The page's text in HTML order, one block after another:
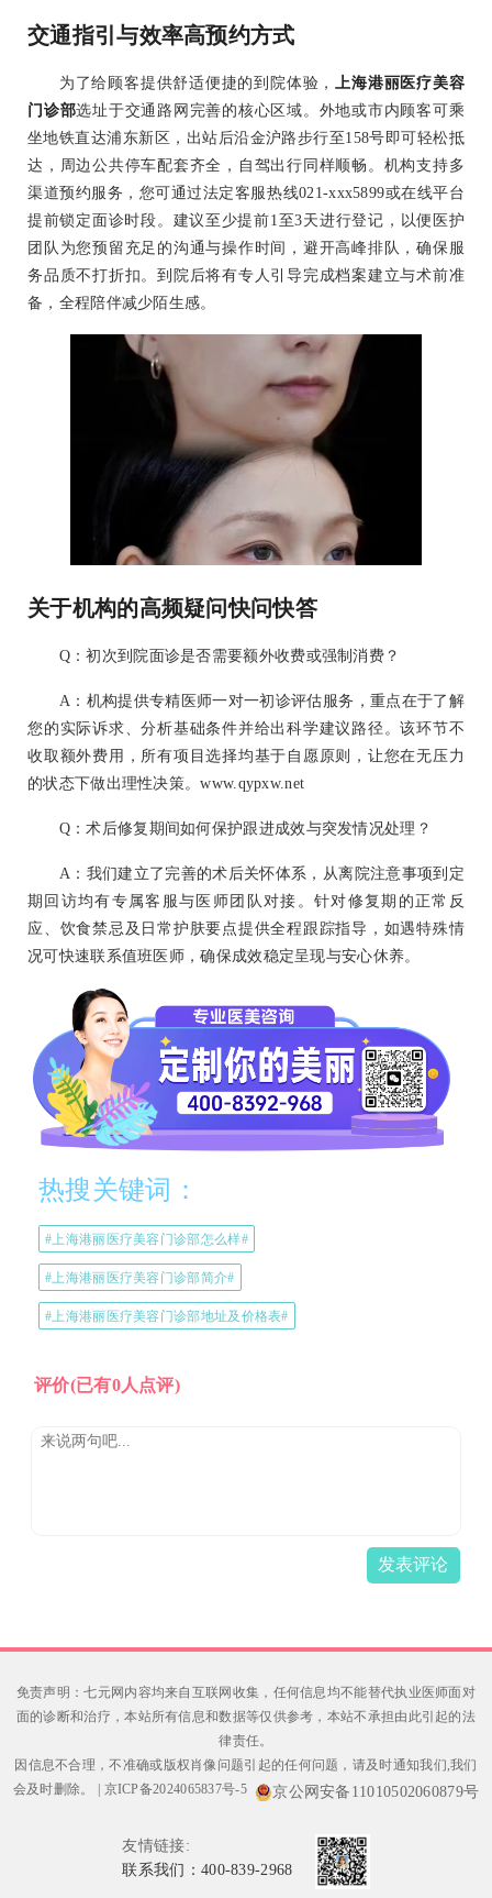
交通指引与效率高预约方式
为了给顾客提供舒适便捷的到院体验，
上海港丽医疗美容
门诊部选址于交通路网完善的核心区域。外地或市内顾客可乘
坐地铁直达浦东新区，出站后沿金沪路步行至158号即可轻松抵
达，周边公共停车配套齐全，自驾出行同样顺畅。机构支持多
渠道预约服务，您可通过法定客服热线021-xxx5899或在线平台
提前锁定面诊时段。建议至少提前1至3天进行登记，以便医护
团队为您预留充足的沟通与操作时间，避开高峰排队，确保服
务品质不打折扣。到院后将有专人引导完成档案建立与术前准
备，全程陪伴减少陌生感。
关于机构的高频疑问快问快答
Q：初次到院面诊是否需要额外收费或强制消费？
A：机构提供专精医师一对一初诊评估服务，重点在于了解
您的实际诉求、分析基础条件并给出科学建议路径。该环节不
收取额外费用，所有项目选择均基于自愿原则，让您在无压力
的状态下做出理性决策。www.qypxw.net
Q：术后修复期间如何保护跟进成效与突发情况处理？
A：我们建立了完善的术后关怀体系，从离院注意事项到定
期回访均有专属客服与医师团队对接。针对修复期的正常反
应、饮食禁忌及日常护肤要点提供全程跟踪指导，如遇特殊情
况可快速联系值班医师，确保成效稳定呈现与安心休养。
热搜关键词：
#上海港丽医疗美容门诊部怎么样#
#上海港丽医疗美容门诊部简介#
#上海港丽医疗美容门诊部地址及价格表#
评价(已有0人点评)
发表评论
免责声明：七元网内容均来自互联网收集，任何信息均不能替代执业医师面对
面的诊断和治疗，本站所有信息和数据等仅供参考，本站不承担由此引起的法
律责任。
因信息不合理，不准确或版权肖像问题引起的任何问题，请及时通知我们,我们
会及时删除。 | 京ICP备2024065837号-5 京公网安备11010502060879号
友情链接:
联系我们：400-839-2968